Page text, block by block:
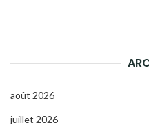
août 2026
juillet 2026